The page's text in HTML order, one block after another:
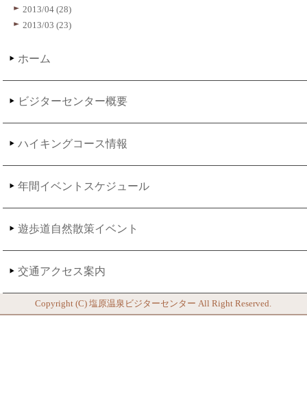
2013/04 (28)
2013/03 (23)
ホーム
ビジターセンター概要
ハイキングコース情報
年間イベントスケジュール
遊歩道自然散策イベント
交通アクセス案内
Copyright (C)塩原温泉ビジターセンター All Right Reserved.